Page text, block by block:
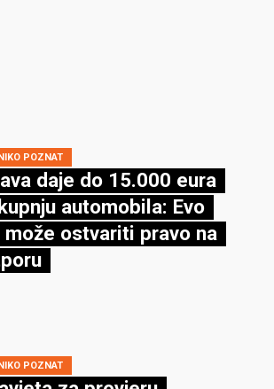
POZNAT
daje do 15.000 eura
automobila: Evo
ostvariti pravo na
POZNAT